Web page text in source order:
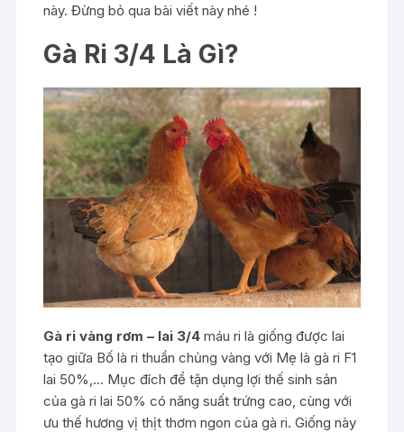
này. Đừng bỏ qua bài viết này nhé !
Gà Ri 3/4 Là Gì?
Gà ri vàng rơm – lai 3/4 máu ri là giống được lai
tạo giữa Bố là ri thuần chủng vàng với Mẹ là gà ri F1
lai 50%,… Mục đích để tận dụng lợi thế sinh sản
của gà ri lai 50% có năng suất trứng cao, cùng với
ưu thế hương vị thịt thơm ngon của gà ri. Giống này